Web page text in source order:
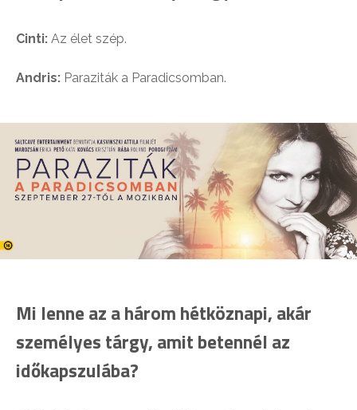
Cinti: Az élet szép.
Andris: Paraziták a Paradicsomban.
Mi lenne az a három hétköznapi, akár
személyes tárgy, amit betennél az
időkapszulába?